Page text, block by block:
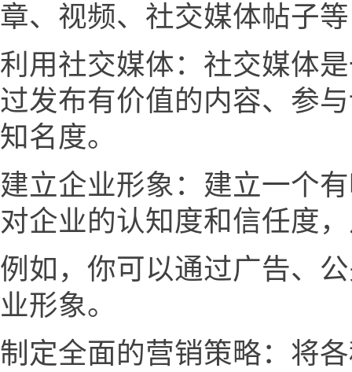
章、视频、社交媒体帖子
利用社交媒体：社交媒体
过发布有价值的内容、参
知名度。
建立企业形象：建立一个
对企业的认知度和信任度
例如，你可以通过广告、
业形象。
制定全面的营销策略：将